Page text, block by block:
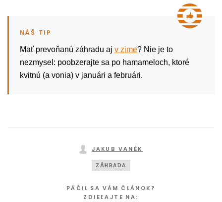
Mať prevoňanú záhradu aj v zime? Nie je to
nezmysel: poobzerajte sa po hamameloch, ktoré
kvitnú (a vonia) v januári a februári.
JAKUB VANĚK
ZÁHRADA
PÁČIL SA VÁM ČLÁNOK?
ZDIEĽAJTE NA: